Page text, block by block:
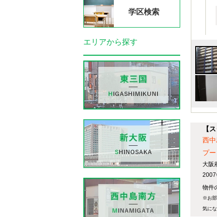
【
西
プ
大阪
2007
物件
※お部
気に
学区検索
エリアから探す